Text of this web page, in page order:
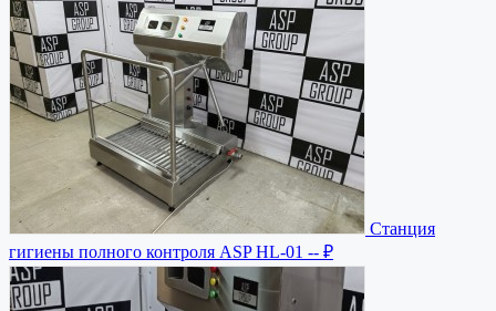
Станция
гигиены полного контроля ASP HL-01 -- ₽